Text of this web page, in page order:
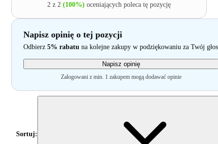
2 z 2 (100%) oceniających poleca tę pozycję
Napisz opinię o tej pozycji
Odbierz 5% rabatu na kolejne zakupy w podziękowaniu za Twój głos
Napisz opinię
Zalogowani z min. 1 zakupem mogą dodawać opinie
Sortuj: